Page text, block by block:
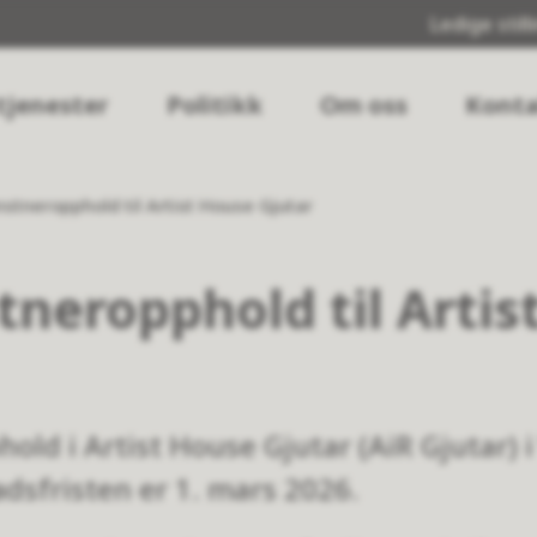
Ledige
Politikk Om oss
til Artist House Gjutar
til
i Artist House Gjutar (AiR Gjutar)
er 1. mars 2026.